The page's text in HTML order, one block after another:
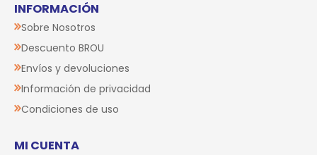
INFORMACIÓN
Sobre Nosotros
Descuento BROU
Envíos y devoluciones
Información de privacidad
Condiciones de uso
MI CUENTA